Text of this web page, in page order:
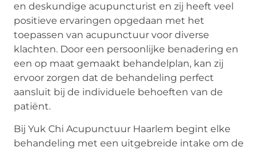
en deskundige acupuncturist en zij heeft veel
positieve ervaringen opgedaan met het
toepassen van acupunctuur voor diverse
klachten. Door een persoonlijke benadering en
een op maat gemaakt behandelplan, kan zij
ervoor zorgen dat de behandeling perfect
aansluit bij de individuele behoeften van de
patiënt.
Bij Yuk Chi Acupunctuur Haarlem begint elke
behandeling met een uitgebreide intake om de